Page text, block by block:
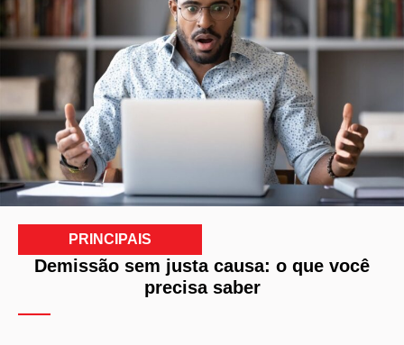
PRINCIPAIS
Demissão sem justa causa: o que você
precisa saber